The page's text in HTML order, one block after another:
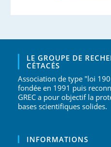
LE GROUPE DE
CÉTACÉS
Association de type "loi
fondée en 1991 puis
GREC a pour objectif la
bases scientifiques solides.
INFORMATIONS